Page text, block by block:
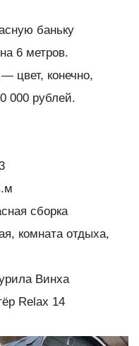
баньку
6 метров.
цвет, конечно,
000 рублей.
сборка
комната отдыха,
Винха
Relax 14